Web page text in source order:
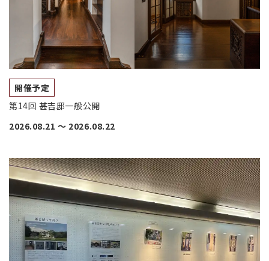
開催予定
第14回 甚吉邸一般公開
2026.08.21 〜 2026.08.22